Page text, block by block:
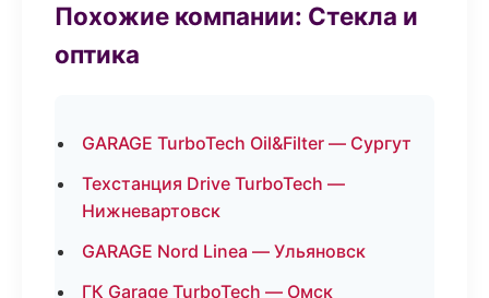
Похожие компании: Стекла и
оптика
GARAGE TurboTech Oil&Filter — Сургут
Техстанция Drive TurboTech —
Нижневартовск
GARAGE Nord Linea — Ульяновск
ГК Garage TurboTech — Омск